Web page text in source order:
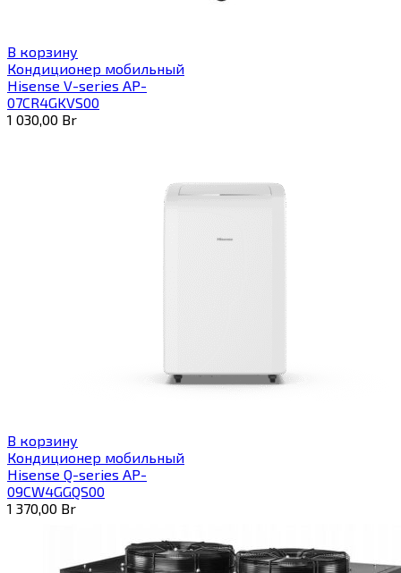
В корзину
Кондиционер мобильный
Hisense V-series AP-
07CR4GKVS00
1 030,00 Br
В корзину
Кондиционер мобильный
Hisense Q-series AP-
09CW4GGQS00
1 370,00 Br